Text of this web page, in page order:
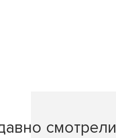
смотрели